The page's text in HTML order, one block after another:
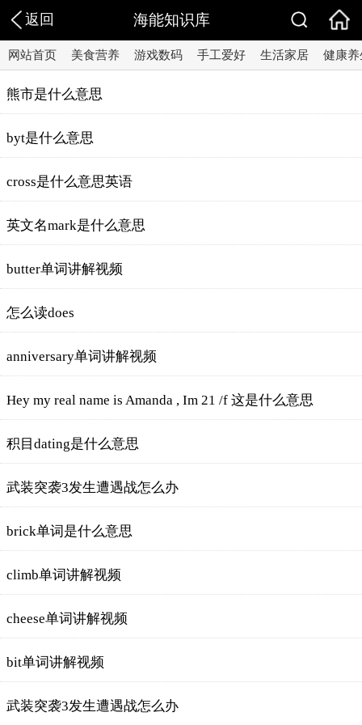
返回 海能知识库
网站首页 美食营养 游戏数码 手工爱好 生活家居 健康养
熊市是什么意思
byt是什么意思
cross是什么意思英语
英文名mark是什么意思
butter单词讲解视频
怎么读does
anniversary单词讲解视频
Hey my real name is Amanda , Im 21 /f 这是什么意思
积目dating是什么意思
武装突袭3发生遭遇战怎么办
brick单词是什么意思
climb单词讲解视频
cheese单词讲解视频
bit单词讲解视频
武装突袭3发生遭遇战怎么办